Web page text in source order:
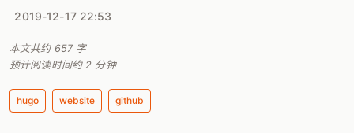
2019-12-17 22:53
本文共约 657字
预计阅读时间约 2 分钟
hugo website github